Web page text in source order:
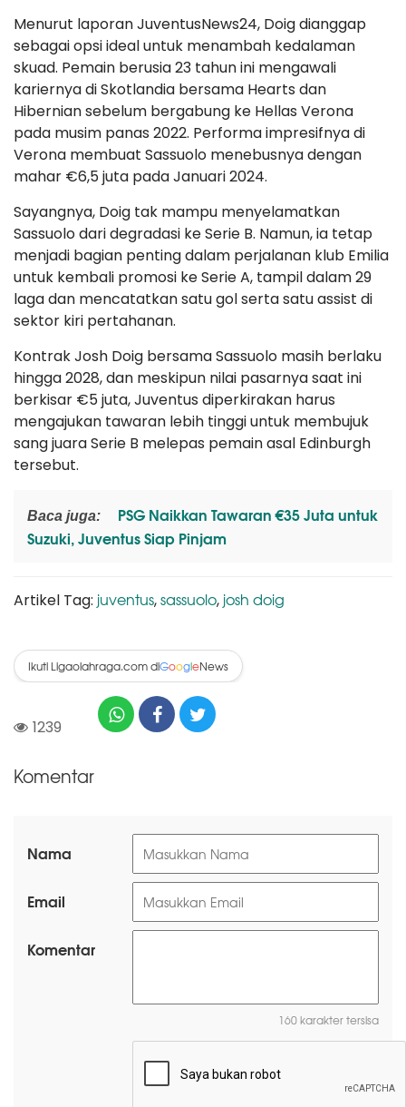
Menurut laporan JuventusNews24, Doig dianggap
sebagai opsi ideal untuk menambah kedalaman
skuad. Pemain berusia 23 tahun ini mengawali
kariernya di Skotlandia bersama Hearts dan
Hibernian sebelum bergabung ke Hellas Verona
pada musim panas 2022. Performa impresifnya di
Verona membuat Sassuolo menebusnya dengan
mahar €6,5 juta pada Januari 2024.
Sayangnya, Doig tak mampu menyelamatkan
Sassuolo dari degradasi ke Serie B. Namun, ia tetap
menjadi bagian penting dalam perjalanan klub Emilia
untuk kembali promosi ke Serie A, tampil dalam 29
laga dan mencatatkan satu gol serta satu assist di
sektor kiri pertahanan.
Kontrak Josh Doig bersama Sassuolo masih berlaku
hingga 2028, dan meskipun nilai pasarnya saat ini
berkisar €5 juta, Juventus diperkirakan harus
mengajukan tawaran lebih tinggi untuk membujuk
sang juara Serie B melepas pemain asal Edinburgh
tersebut.
Baca juga:
PSG Naikkan Tawaran €35 Juta untuk
Suzuki, Juventus Siap Pinjam
Artikel Tag: juventus,sassuolo, josh doig
Ikuti Ligaolahraga.com diGoogleNews
1239
Komentar
Nama
Email
Komentar
160 karakter tersisa